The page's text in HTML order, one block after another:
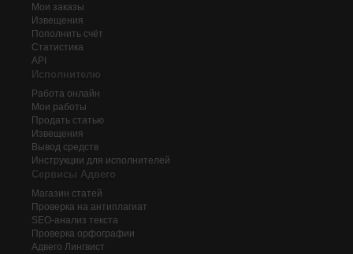
Мои заказы
Извещения
Пополнить счёт
Статистика
API
Исполнителю
Работа онлайн
Мои работы
Продать статью
Извещения
Вывод средств
Инструкции для исполнителей
Сервисы Адвего
Магазин статей
Проверка на антиплагиат
SEO-анализ текста
Проверка орфографии
Адвего Лингвист